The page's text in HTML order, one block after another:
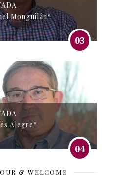
Monguilán*
03
Alegre*
04
& WELCOME